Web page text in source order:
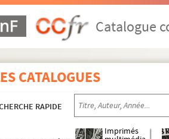
Catalogue
CATALOGUES
RAPIDE
Imprimés